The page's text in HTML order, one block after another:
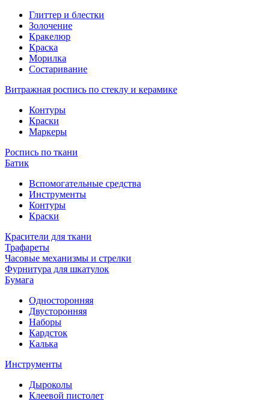
Глиттер и блестки
Золочение
Кракелюр
Краска
Морилка
Состаривание
Витражная роспись по стеклу и керамике
Контуры
Краски
Маркеры
Роспись по ткани
Батик
Вспомогательные средства
Инструменты
Контуры
Краски
Красители для ткани
Трафареты
Часовые механизмы и стрелки
Фурнитура для шкатулок
Бумага
Односторонняя
Двусторонняя
Наборы
Кардсток
Калька
Инструменты
Дыроколы
Клеевой пистолет